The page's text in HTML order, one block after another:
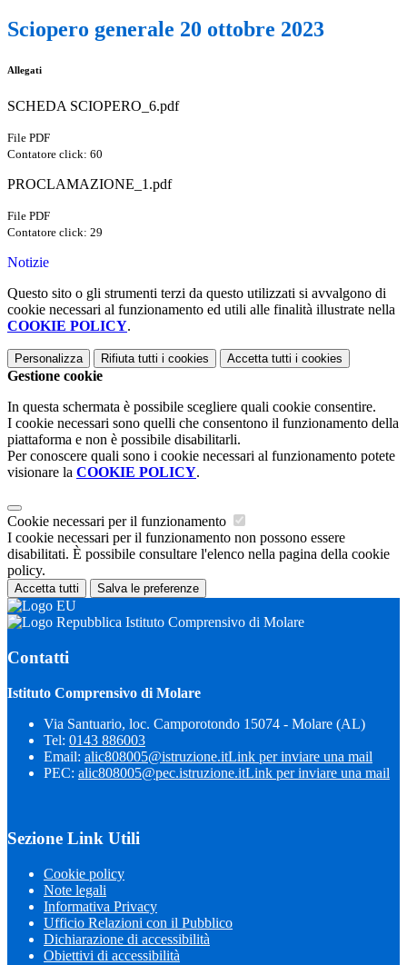
Sciopero generale 20 ottobre 2023
Allegati
SCHEDA SCIOPERO_6.pdf
File PDF
Contatore click: 60
PROCLAMAZIONE_1.pdf
File PDF
Contatore click: 29
Notizie
Questo sito o gli strumenti terzi da questo utilizzati si avvalgono di
cookie necessari al funzionamento ed utili alle finalità illustrate nella
COOKIE POLICY.
Personalizza Rifiuta tutti i cookies Accetta tutti i cookies
Gestione cookie
In questa schermata è possibile scegliere quali cookie consentire.
I cookie necessari sono quelli che consentono il funzionamento della
piattaforma e non è possibile disabilitarli.
Per conoscere quali sono i cookie necessari al funzionamento potete
visionare la COOKIE POLICY.
Cookie necessari per il funzionamento
I cookie necessari per il funzionamento non possono essere
disabilitati. È possibile consultare l'elenco nella pagina della cookie
policy.
Accetta tutti Salva le preferenze
Istituto Comprensivo di Molare
Contatti
Istituto Comprensivo di Molare
Via Santuario, loc. Camporotondo 15074 - Molare (AL)
Tel: 0143 886003
Email: alic808005@istruzione.itLink per inviare una mail
PEC: alic808005@pec.istruzione.itLink per inviare una mail
Sezione Link Utili
Cookie policy
Note legali
Informativa Privacy
Ufficio Relazioni con il Pubblico
Dichiarazione di accessibilità
Obiettivi di accessibilità